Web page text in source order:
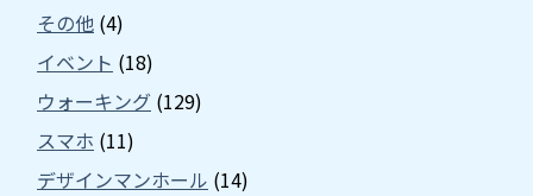
その他 (4)
イベント (18)
ウォーキング (129)
スマホ (11)
デザインマンホール (14)